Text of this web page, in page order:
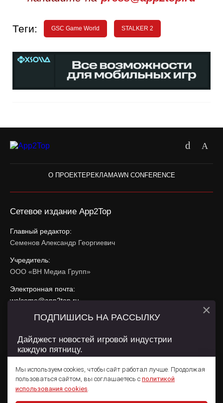
Теги: GSC Game World STALKER 2
О ПРОЕКТЕРЕКЛАМАWN CONFERENCE
Сетевое издание App2Top
Главный редактор:
Семенов Александр Георгиевич
Учредитель:
ООО «ВН Медиа Групп»
Электронная почта:
welcome@app2top.ru
При использовании материалов активная ссылка на
Сайт использует IP адреса, cookie, данные геолокации
использования содержатся вПолитике конфиденциальностии
Пользовательском соглашении .
Мы используем cookies, чтобы сайт работал лучше. Продолжая
пользоваться сайтом, вы соглашаетесь с политикой
использования cookies.
ПОДПИШИСЬ НА РАССЫЛКУ
Дайджест новостей игровой индустрии
каждую пятницу.
×